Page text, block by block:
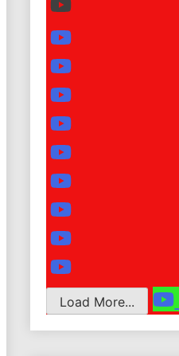
Load More...